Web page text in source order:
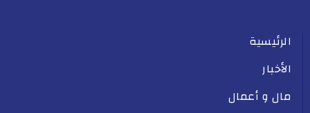
الرئيسية
الأخبار
مال و أعمال